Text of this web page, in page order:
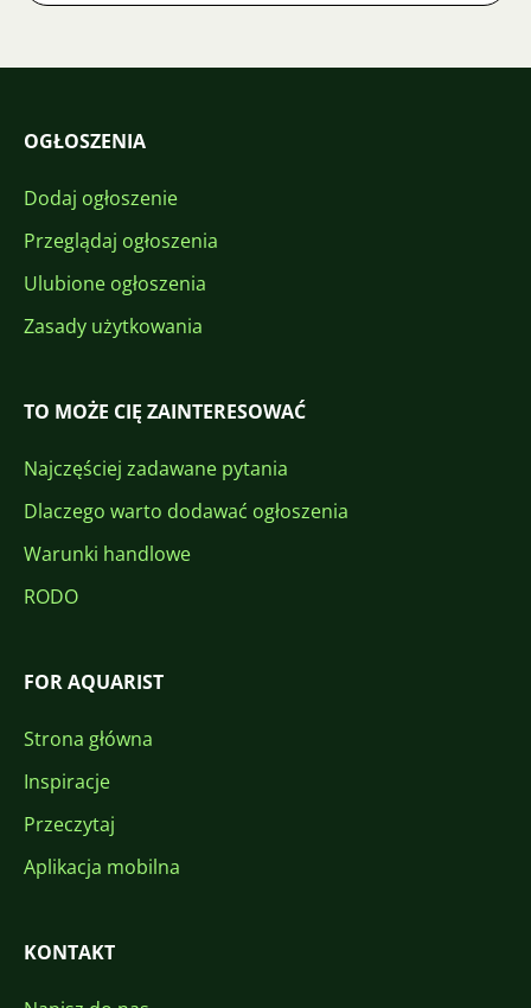
OGŁOSZENIA
Dodaj ogłoszenie
Przeglądaj ogłoszenia
Ulubione ogłoszenia
Zasady użytkowania
TO MOŻE CIĘ ZAINTERESOWAĆ
Najczęściej zadawane pytania
Dlaczego warto dodawać ogłoszenia
Warunki handlowe
RODO
FOR AQUARIST
Strona główna
Inspiracje
Przeczytaj
Aplikacja mobilna
KONTAKT